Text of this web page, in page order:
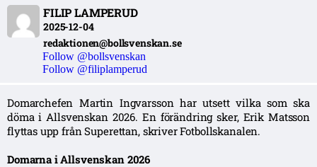
FILIP LAMPERUD
2025-12-04
redaktionen@bollsvenskan.se
Follow @bollsvenskan
Follow @filiplamperud
Domarchefen Martin Ingvarsson har utsett vilka som ska
döma i Allsvenskan 2026. En förändring sker, Erik Matsson
flyttas upp från Superettan, skriver Fotbollskanalen.
Domarna i Allsvenskan 2026